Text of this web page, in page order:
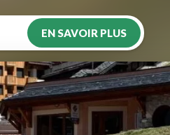
EN SAVOIR PLUS